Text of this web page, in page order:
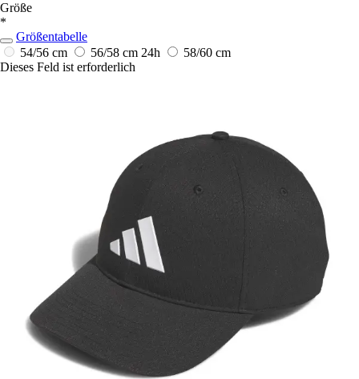
Größe
*
Größentabelle
54/56 cm
56/58 cm 24h
58/60 cm
Dieses Feld ist erforderlich